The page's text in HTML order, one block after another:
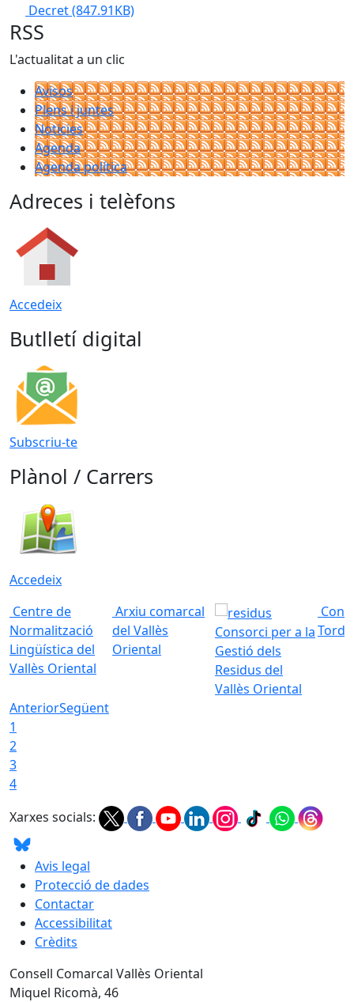
Decret(847.91KB)
RSS
L'actualitat a un clic
Avisos
Plens i juntes
Noticies
Agenda
Agenda política
Adreces i telèfons
Accedeix
Butlletí digital
Subscriu-te
Plànol / Carrers
Accedeix
Centre de
Normalització
Lingüística del
Vallès Oriental
Arxiu comarcal
del Vallès
Oriental
Consorci per a la
Gestió dels
Residus del
Vallès Oriental
AnteriorSegüent
1
2
3
4
Xarxes socials:
Avis legal
Protecció de dades
Contactar
Accessibilitat
Crèdits
Consell Comarcal Vallès Oriental
Miquel Ricomà, 46